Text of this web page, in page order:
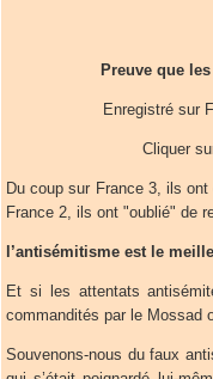
Preuve que
Enregistré sur
Cliquer
Du coup sur France 3, ils
France 2, ils ont "oublié" de
l’antisémitisme est le
Et si les attentats
commandités par le Mossad
Souvenons-nous du faux